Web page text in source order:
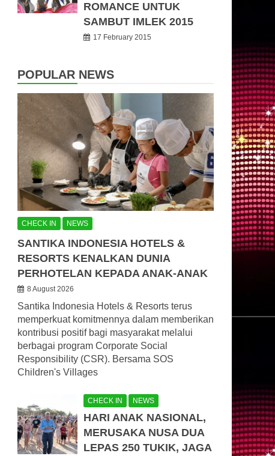
ROMANCE UNTUK
SAMBUT IMLEK 2015
17 February 2015
POPULAR NEWS
CHECK IN NEWS
SANTIKA INDONESIA HOTELS &
RESORTS KENALKAN DUNIA
PERHOTELAN KEPADA ANAK-ANAK
8 August 2026
Santika Indonesia Hotels & Resorts terus
memperkuat komitmennya dalam memberikan
kontribusi positif bagi masyarakat melalui
berbagai program Corporate Social
Responsibility (CSR). Bersama SOS
Children's Villages
CHECK IN NEWS
HARI ANAK NASIONAL,
MERUSAKA NUSA DUA
LEPAS 250 TUKIK, JAGA